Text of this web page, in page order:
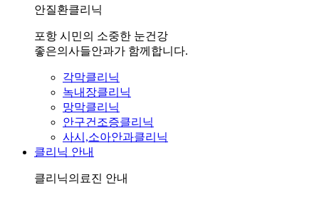
안질환클리닉
포항 시민의 소중한 눈건강
좋은의사들안과가 함께합니다.
각막클리닉
녹내장클리닉
망막클리닉
안구건조증클리닉
사시,소아안과클리닉
클리닉 안내
클리닉의료진 안내